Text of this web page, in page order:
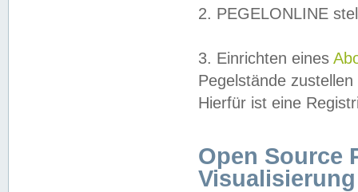
2. PEGELONLINE
3. Einrichten eines
Pegelstände
Hierfür ist eine
Open Source
Visualisierung